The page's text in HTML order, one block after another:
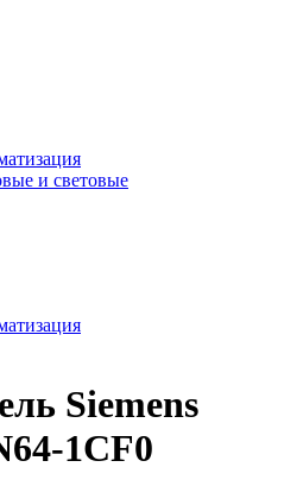
и световые
Siemens
1CF0